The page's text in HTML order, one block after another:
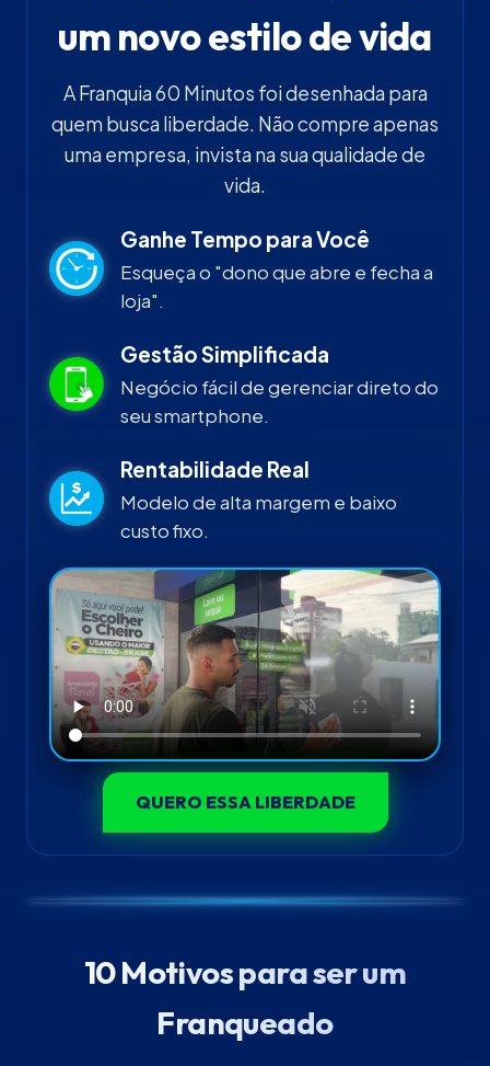
um novo estilo de vida
A Franquia 60 Minutos foi desenhada para
quem busca liberdade. Não compre apenas
uma empresa, invista na sua qualidade de
vida.
Ganhe Tempo para Você
Esqueça o "dono que abre e fecha a
loja".
Gestão Simplificada
Negócio fácil de gerenciar direto do
seu smartphone.
Rentabilidade Real
Modelo de alta margem e baixo
custo fixo.
QUERO ESSA LIBERDADE
10 Motivos para ser um
Franqueado